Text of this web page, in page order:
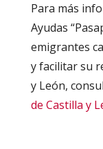
Para más
Ayudas
emigrantes
y facilitar su
y León,
de Castilla y